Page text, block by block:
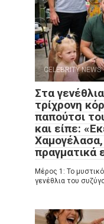
CELEBRITY NEWS
Στα
τρίχρονη
παπούτσι
και είπε:
πραγματικά
Μέρος 1: Το
γενέθλια του